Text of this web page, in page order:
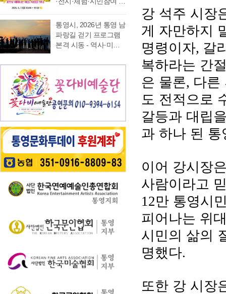
다. 2026년 7월 17일,
아침 여덟 시. 무전동
열방교회 앞에는 두 대
의 버스가 숨고르기를
악재단이 세계적인 작
악적 유산을 계승하고
자 시작한 사업으로, 어
린이들에게 음악 교육
동요를 보급하기 위해
있다. 윤이상 선생은 현
대음악의 거장으로 널
리 알려져 있지만, 해방
에서는 형형색색의 수
많은 시민과 관광객이
찾은 「광도면 빛길수
국축제」가 성황리에
라 만개한 수국길은 동
심의 세계를 느끼게 하
고 연인은 물론 가족들
과 나들이 나온 이들의
미소함께 발길을 사로
빛, 하늘빛 수국이 어우
러진 산책로는 곳곳이
사진 명소로 변하며 꽃
길을 걷는 이들의 웃음
소리가…
사 마련 명정동주민자
치위원회(위원장 이진
숙)가 주최·주관하는
까지 서피랑공원 일대
에서 개최된다. 이번 축
제는 통영시, 명정동, 명
정동자생단체가 후원하
고 지역 주민과 관광객
이 함께 어울려 서피랑
의 매력을 즐길 수 있는
주민 참여형 축제로 구
성한다는 계획이다. 행
사에서는 길놀이를 시
작으로 충렬초등학교
학생들의 우쿨렐레 발
표공연과 명정동 주민
통영시, 2026년 통영 남
파랑길 걷기 프로그램
본격 시동 - 역사·미식·
영 고유의 차별화된 테
영시는 한려수도의 수
려한 비경과 풍부한 역
사·문화자원을 결합한
해 2026년 통영 남파랑
길 걷기 프로그램을 본
격 운영한다고 밝혔다.
이번 사업은 남파랑길
통영 구간(14~15코스,
력을 널리 알리고 도보
여행 활성화를 도모하
기 위해 추진된다. 통영
의 역사·문화·미식·야간
관광 자원을 연계한 다
운영하고, 통영 …
강 석주 시장
게 자만하지
명령이자, 갈
복하라는 간
은 물론, 다른
도 전적으로
갈등과 대립
과 하나 된
이어 강시장
사람이라고
12만 통영시
피어나는 위
시민의 삶의
명했다.
또한 강 시장